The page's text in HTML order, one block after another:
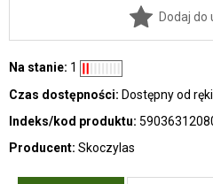
Dodaj do
Na stanie: 1
Czas dostępności: Dostępny od ręki
Indeks/kod produktu:
Producent: Skoczylas